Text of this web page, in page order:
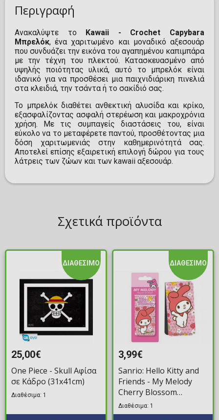
Περιγραφή
Ανακαλύψτε το
Kawaii - Crochet Capybara
Μπρελόκ, ένα χαριτωμένο και μοναδικό αξεσουάρ
που συνδυάζει την εικόνα του αγαπημένου καπιμπάρα
με την τέχνη του πλεκτού. Κατασκευασμένο από
υψηλής ποιότητας υλικά, αυτό το μπρελόκ είναι
ιδανικό για να προσθέσει μια παιχνιδιάρικη πινελιά
στα κλειδιά, την τσάντα ή το σακίδιό σας.
Το μπρελόκ διαθέτει ανθεκτική αλυσίδα και κρίκο,
εξασφαλίζοντας ασφαλή στερέωση και μακροχρόνια
χρήση. Με τις συμπαγείς διαστάσεις του, είναι
εύκολο να το μεταφέρετε παντού, προσθέτοντας μια
δόση χαριτωμενιάς στην καθημερινότητά σας.
Αποτελεί επίσης εξαιρετική επιλογή δώρου για τους
λάτρεις των ζώων και των kawaii αξεσουάρ.
Σχετικά προϊόντα
ΔΙΑΘΕΣΙΜΟ
25,00€
One Piece - Skull Αφίσα
σε Κάδρο (31x41cm)
Διαθέσιμα: 1
ΔΙΑΘΕΣΙΜΟ
3,99€
Sanrio: Hello Kitty and
Friends - My Melody
Cherry Blossom
Μαγνητικός
Σελιδοδείκτης
Διαθέσιμα: 1